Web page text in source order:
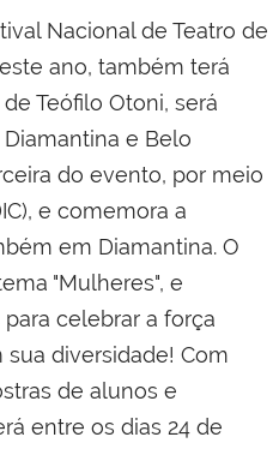
Nacional de Teatro de
ano, também terá
Teófilo Otoni, será
e Belo
do evento, por meio
e comemora a
em Diamantina. O
"Mulheres", e
celebrar a força
diversidade! Com
de alunos e
entre os dias 24 de